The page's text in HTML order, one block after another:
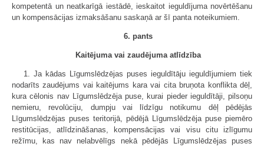
kompetentā un neatkarīgā iestādē, ieskaitot ieguldījuma novērtēšanu
un kompensācijas izmaksāšanu saskaņā ar šī panta noteikumiem.
6. pants
Kaitējuma vai zaudējuma atlīdzība
1. Ja kādas Līgumslēdzējas puses ieguldītāju ieguldījumiem tiek
nodarīts zaudējums vai kaitējums kara vai cita bruņota konflikta dēļ,
kura cēlonis nav Līgumslēdzēja puse, kurai pieder ieguldītāji, pilsoņu
nemieru, revolūciju, dumpju vai līdzīgu notikumu dēļ pēdējās
Līgumslēdzējas puses teritorijā, pēdējā Līgumslēdzēja puse piemēro
restitūcijas, atlīdzināšanas, kompensācijas vai visu citu izlīgumu
režīmu, kas nav nelabvēlīgs nekā pēdējās Līgumslēdzējas puses